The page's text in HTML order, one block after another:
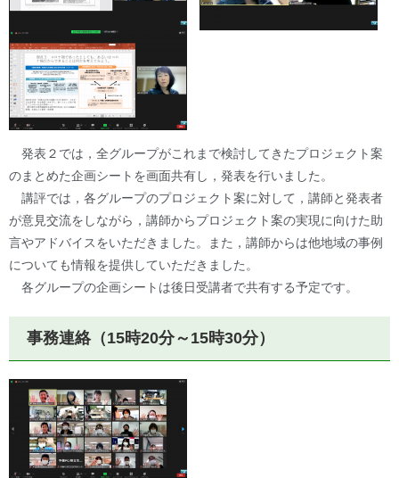
発表２では，全グループがこれまで検討してきたプロジェクト案
のまとめた企画シートを画面共有し，発表を行いました。
講評では，各グループのプロジェクト案に対して，講師と発表者
が意見交流をしながら，講師からプロジェクト案の実現に向けた助
言やアドバイスをいただきました。また，講師からは他地域の事例
についても情報を提供していただきました。
各グループの企画シートは後日受講者で共有する予定です。
事務連絡（15時20分～15時30分）